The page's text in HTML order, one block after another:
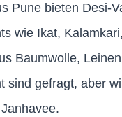
Pune bieten Desi-
wie Ikat,
Baumwolle,
sind gefragt, aber